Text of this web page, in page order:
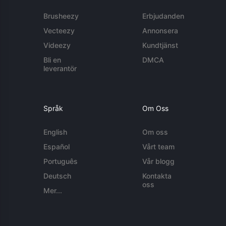
Brusheezy
Vecteezy
Videezy
Bli en
leverantör
Erbjudanden
Annonsera
Kundtjänst
DMCA
Språk
English
Español
Português
Deutsch
Mer...
Om Oss
Om oss
Vårt team
Vår blogg
Kontakta
oss